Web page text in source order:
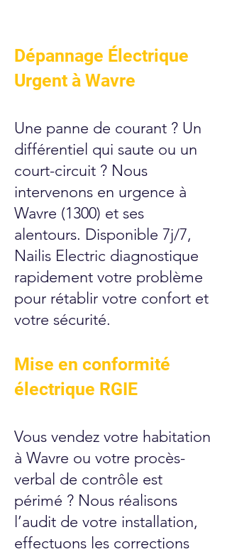
Dépannage Électrique
Urgent à Wavre
Une panne de courant ? Un
différentiel qui saute ou un
court-circuit ? Nous
intervenons en urgence à
Wavre (1300) et ses
alentours. Disponible 7j/7,
Nailis Electric diagnostique
rapidement votre problème
pour rétablir votre confort et
votre sécurité.
Mise en conformité
électrique RGIE
Vous vendez votre habitation
à Wavre ou votre procès-
verbal de contrôle est
périmé ? Nous réalisons
l’audit de votre installation,
effectuons les corrections